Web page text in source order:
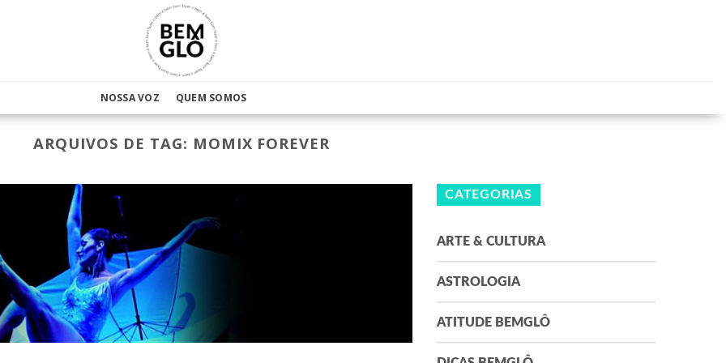
NOSSA VOZ QUEM SOMOS
ARQUIVOS DE TAG: MOMIX FOREVER
CATEGORIAS
ARTE & CULTURA
ASTROLOGIA
ATITUDE BEMGLÔ